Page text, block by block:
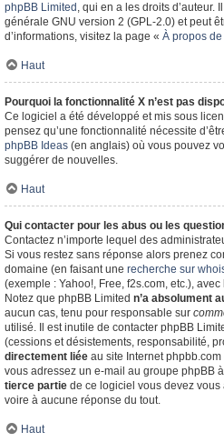
phpBB Limited , qui en a les droits d’auteur.
générale GNU version 2 (GPL-2.0) et peut
d’informations, visitez la page « À propos
Haut
Pourquoi la fonctionnalité X n’est pas
Ce logiciel a été développé et mis sous
pensez qu’une fonctionnalité nécessite
phpBB Ideas (en anglais) où vous pouvez
suggérer de nouvelles.
Haut
Qui contacter pour les abus ou les
Contactez n’importe lequel des
Si vous restez sans réponse alors prenez
domaine (en faisant une recherche sur
(exemple : Yahoo!, Free, f2s.com, etc.),
Notez que phpBB Limited n’a absolument
aucun cas, tenu pour responsable sur
utilisé. Il est inutile de contacter phpBB
(cessions et désistements, responsabilité,
directement liée au site Internet
vous adressez un e-mail au groupe phpBB
tierce partie de ce logiciel vous devez
voire à aucune réponse du tout.
Haut